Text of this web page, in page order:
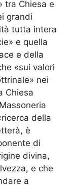
tra Chiesa e
grandi
tutta intera
e quella
e della
«sui valori
nei
Chiesa
della
è
di
divina,
e che
a